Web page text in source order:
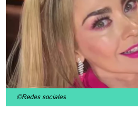
©Redes sociales